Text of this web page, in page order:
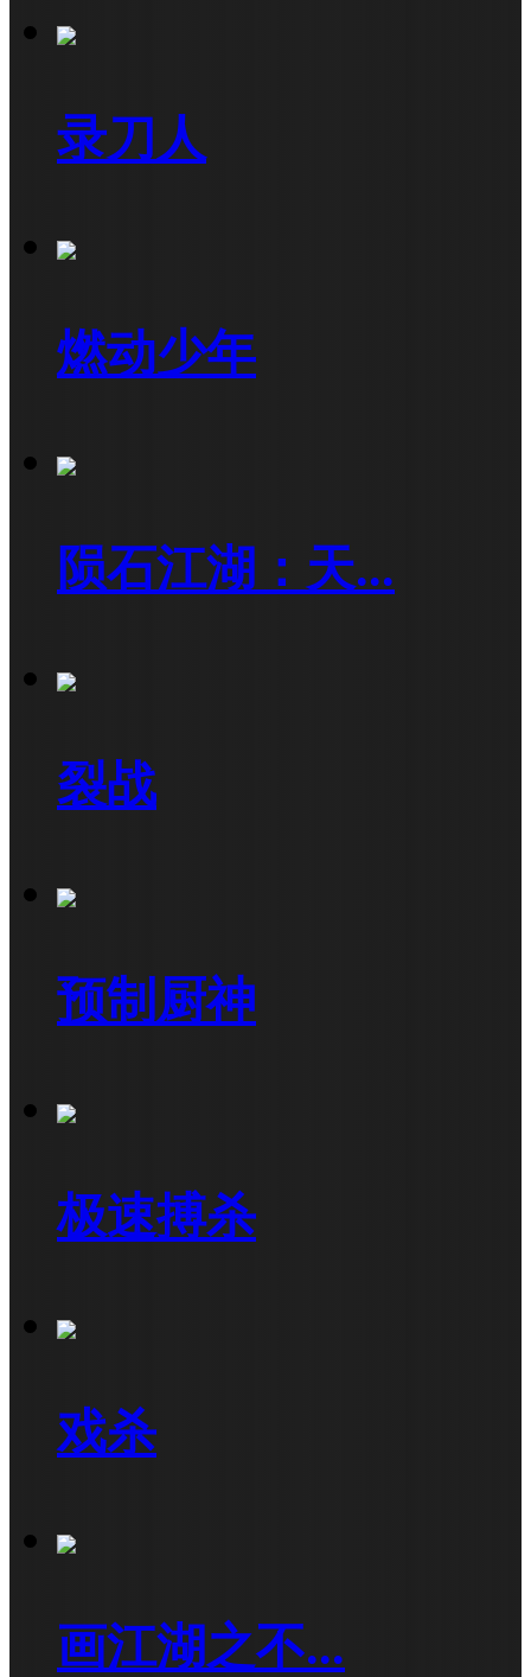
录刀人
燃动少年
陨石江湖：天...
裂战
预制厨神
极速搏杀
戏杀
画江湖之不...